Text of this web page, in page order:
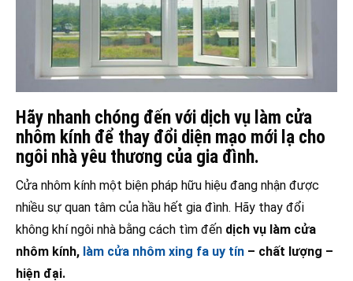
Hãy nhanh chóng đến với dịch vụ làm cửa
nhôm kính để thay đổi diện mạo mới lạ cho
ngôi nhà yêu thương của gia đình.
Cửa nhôm kính một biện pháp hữu hiệu đang nhận được
nhiều sự quan tâm của hầu hết gia đình. Hãy thay đổi
không khí ngôi nhà bằng cách tìm đến dịch vụ làm cửa
nhôm kính, làm cửa nhôm xing fa uy tín – chất lượng –
hiện đại.